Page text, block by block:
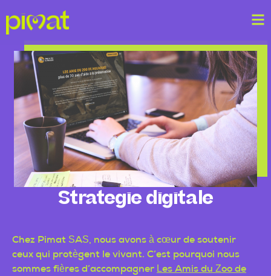
Strategie digitale
Chez Pimat SAS, nous avons à cœur de soutenir
ceux qui protègent le vivant. C’est pourquoi nous
sommes fières d’accompagner Les Amis du Zoo de